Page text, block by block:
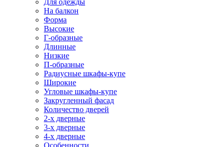
Для одежды
На балкон
Форма
Высокие
Г-образные
Длинные
Низкие
П-образные
Радиусные шкафы-купе
Широкие
Угловые шкафы-купе
Закругленный фасад
Количество дверей
2-х дверные
3-х дверные
4-х дверные
Особенности